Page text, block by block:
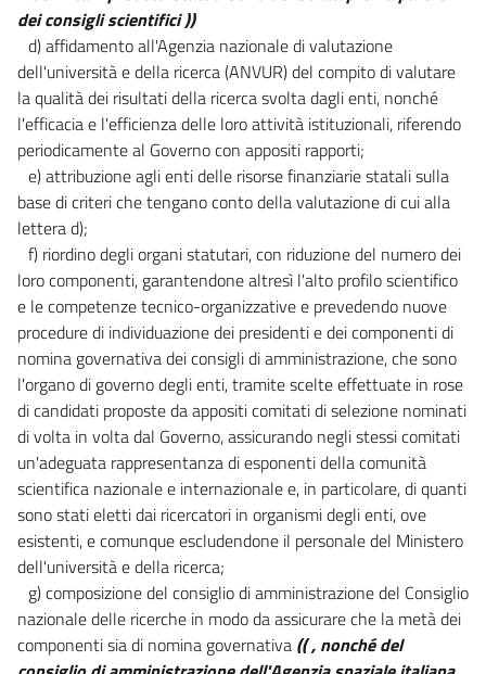
dei consigli scientifici ))
d) affidamento all'Agenzia nazionale di valutazione
dell'università e della ricerca (ANVUR) del compito di valutare
la qualità dei risultati della ricerca svolta dagli enti, nonché
l'efficacia e l'efficienza delle loro attività istituzionali, riferendo
periodicamente al Governo con appositi rapporti;
e) attribuzione agli enti delle risorse finanziarie statali sulla
base di criteri che tengano conto della valutazione di cui alla
lettera d);
f) riordino degli organi statutari, con riduzione del numero dei
loro componenti, garantendone altresì l'alto profilo scientifico
e le competenze tecnico-organizzative e prevedendo nuove
procedure di individuazione dei presidenti e dei componenti di
nomina governativa dei consigli di amministrazione, che sono
l'organo di governo degli enti, tramite scelte effettuate in rose
di candidati proposte da appositi comitati di selezione nominati
di volta in volta dal Governo, assicurando negli stessi comitati
un'adeguata rappresentanza di esponenti della comunità
scientifica nazionale e internazionale e, in particolare, di quanti
sono stati eletti dai ricercatori in organismi degli enti, ove
esistenti, e comunque escludendone il personale del Ministero
dell'università e della ricerca;
g) composizione del consiglio di amministrazione del Consiglio
nazionale delle ricerche in modo da assicurare che la metà dei
componenti sia di nomina governativa (( , nonché del